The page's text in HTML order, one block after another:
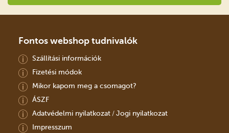
Fontos webshop tudnivalók
Szállítási információk
Fizetési módok
Mikor kapom meg a csomagot?
ÁSZF
Adatvédelmi nyilatkozat/ Jogi nyilatkozat
Impresszum